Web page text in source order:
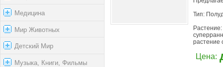
Медицина
Мир Животных
Детский Мир
Музыка, Книги, Фильмы
Тип:
Растение:
растение
Цена: